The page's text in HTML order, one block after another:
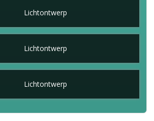
Lichtontwerp
Lichtontwerp
Lichtontwerp